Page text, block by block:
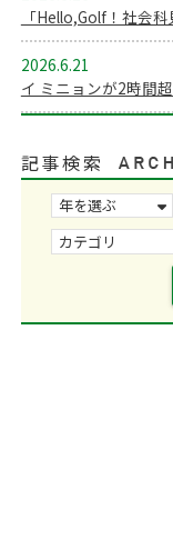
「Hello,Golf！社会
2026.6.21
イ ミニョンが2時間
記事検索